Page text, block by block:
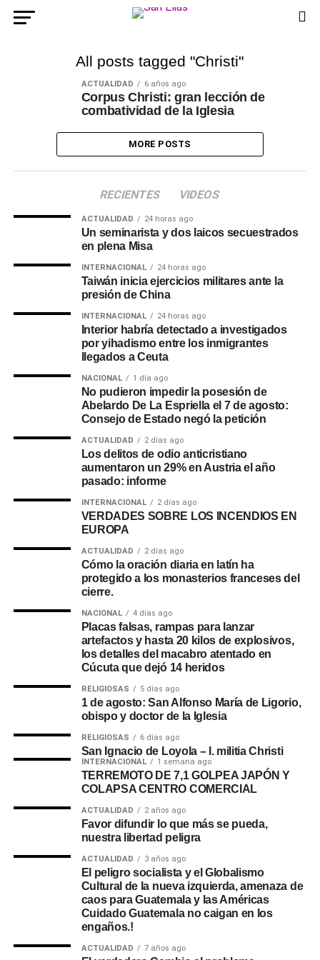
All posts tagged "Christi"
ACTUALIDAD 6 años ago
Corpus Christi: gran lección de
combatividad de la Iglesia
MORE POSTS
RECIENTES VIDEOS
ACTUALIDAD 24 horas ago
Un seminarista y dos laicos secuestrados
en plena Misa
INTERNACIONAL 24 horas ago
Taiwán inicia ejercicios militares ante la
presión de China
INTERNACIONAL 24 horas ago
Interior habría detectado a investigados
por yihadismo entre los inmigrantes
llegados a Ceuta
NACIONAL 1 día ago
No pudieron impedir la posesión de
Abelardo De La Espriella el 7 de agosto:
Consejo de Estado negó la petición
ACTUALIDAD 2 días ago
Los delitos de odio anticristiano
aumentaron un 29% en Austria el año
pasado: informe
INTERNACIONAL 2 días ago
VERDADES SOBRE LOS INCENDIOS EN
EUROPA
ACTUALIDAD 2 días ago
Cómo la oración diaria en latín ha
protegido a los monasterios franceses del
cierre.
NACIONAL 4 días ago
Placas falsas, rampas para lanzar
artefactos y hasta 20 kilos de explosivos,
los detalles del macabro atentado en
Cúcuta que dejó 14 heridos
RELIGIOSAS 5 días ago
1 de agosto: San Alfonso María de Ligorio,
obispo y doctor de la Iglesia
RELIGIOSAS 6 días ago
San Ignacio de Loyola – I. militia Christi
INTERNACIONAL 1 semana ago
TERREMOTO DE 7,1 GOLPEA JAPÓN Y
COLAPSA CENTRO COMERCIAL
ACTUALIDAD 2 años ago
Favor difundir lo que más se pueda,
nuestra libertad peligra
ACTUALIDAD 3 años ago
El peligro socialista y el Globalismo
Cultural de la nueva izquierda, amenaza de
caos para Guatemala y las Américas
Cuidado Guatemala no caigan en los
engaños.!
ACTUALIDAD 7 años ago